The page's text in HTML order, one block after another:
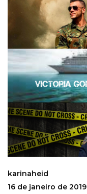
karinaheid
16 de janeiro de 2019